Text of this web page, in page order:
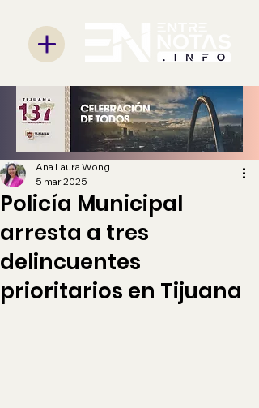
Policía Municipal
arresta a tres
delincuentes
prioritarios en Tijuana
Ana Laura Wong
5 mar 2025